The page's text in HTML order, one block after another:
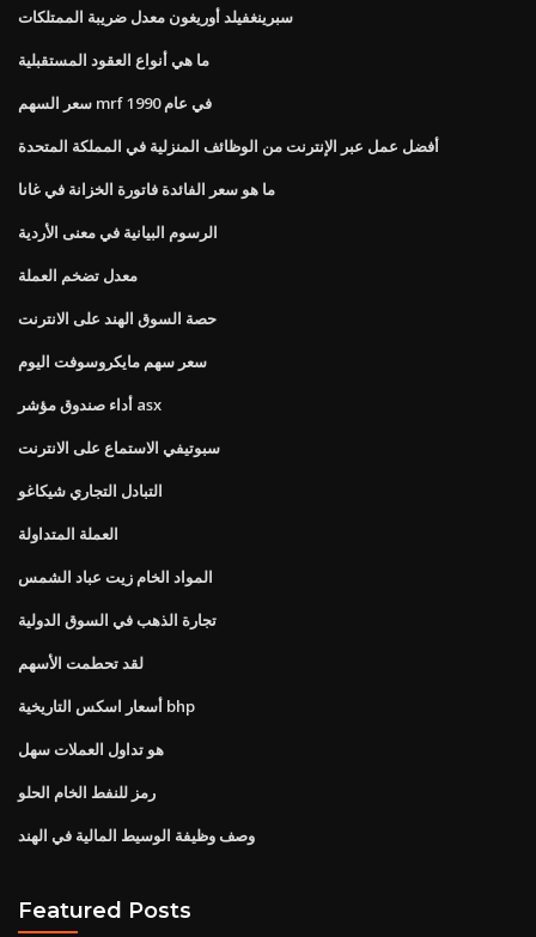
سبرينغفيلد أوريغون معدل ضريبة الممتلكات
ما هي أنواع العقود المستقبلية
سعر السهم mrf في عام 1990
أفضل عمل عبر الإنترنت من الوظائف المنزلية في المملكة المتحدة
ما هو سعر الفائدة فاتورة الخزانة في غانا
الرسوم البيانية في معنى الأردية
معدل تضخم العملة
حصة السوق الهند على الانترنت
سعر سهم مايكروسوفت اليوم
أداء صندوق مؤشر asx
سبوتيفي الاستماع على الانترنت
التبادل التجاري شيكاغو
العملة المتداولة
المواد الخام زيت عباد الشمس
تجارة الذهب في السوق الدولية
لقد تحطمت الأسهم
أسعار اسكس التاريخية bhp
هو تداول العملات سهل
رمز للنفط الخام الحلو
وصف وظيفة الوسيط المالية في الهند
Featured Posts